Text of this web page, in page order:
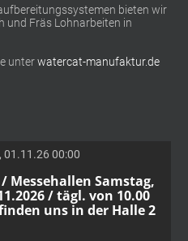
bieten wir
und Fräs Lohnarbeiten in
unterwatercat-manufaktur.de
01.11.26 00:00
Messehallen Samstag,
/ tägl. von 10.00
uns in der Halle 2